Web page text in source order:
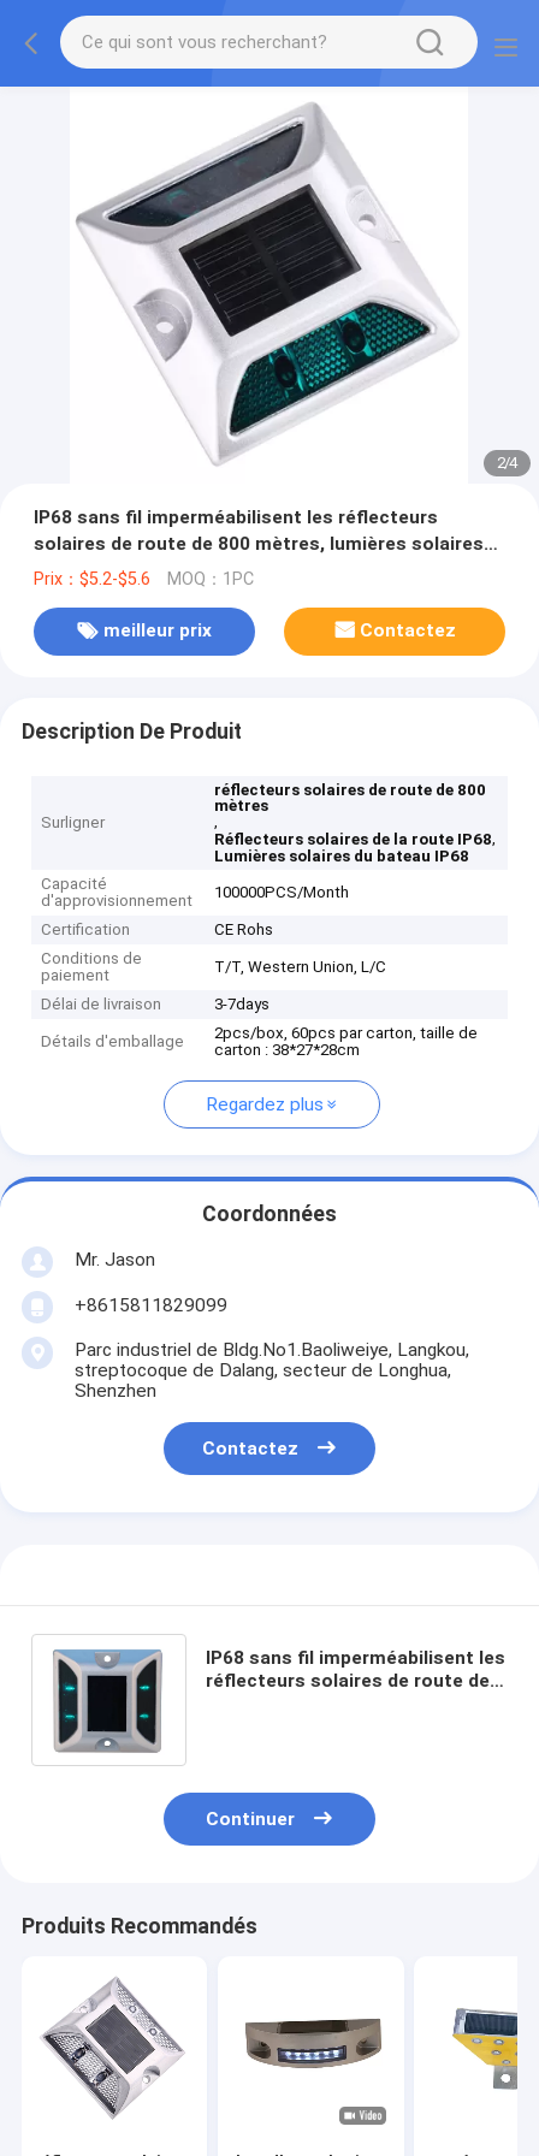
2/4
IP68 sans fil imperméabilisent les réflecteurs
solaires de route de 800 mètres, lumières solaires
de bateau
Prix：$5.2-$5.6 MOQ：1PC
meilleur prix Contactez
Description De Produit
Surligner
réflecteurs solaires de route de 800
mètres
,
Réflecteurs solaires de la route IP68,
Lumières solaires du bateau IP68
Capacité
d'approvisionnement
100000PCS/Month
Certification
CE Rohs
Conditions de
paiement
T/T, Western Union, L/C
Délai de livraison 3-7days
Détails d'emballage
2pcs/box, 60pcs par carton, taille de
carton : 38*27*28cm
Regardez plus
Coordonnées
Mr. Jason
+8615811829099
Parc industriel de Bldg.No1.Baoliweiye, Langkou,
streptocoque de Dalang, secteur de Longhua,
Shenzhen
Contactez
IP68 sans fil imperméabilisent les
réflecteurs solaires de route de
Continuer
Produits Recommandés